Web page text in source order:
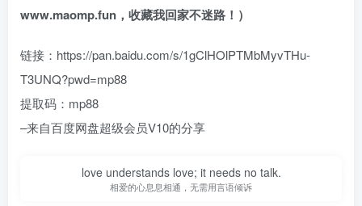
www.maomp.fun，收藏我回家不迷路！）
链接：https://pan.baidu.com/s/1gClHOlPTMbMyvTHu-
T3UNQ?pwd=mp88
提取码：mp88
–来自百度网盘超级会员V10的分享
love understands love; it needs no talk.
相爱的心息息相通，无需用言语倾诉